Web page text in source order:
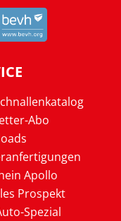
Abo
Apollo
Prospekt
Spezial